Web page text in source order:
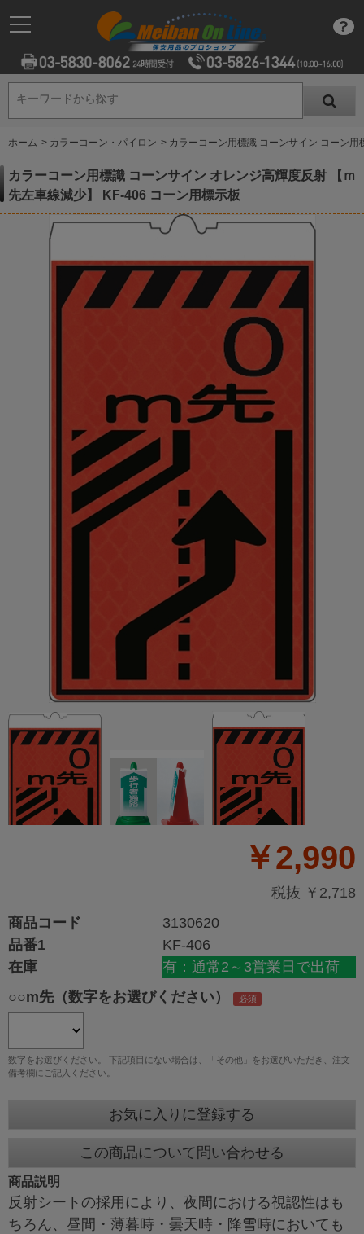
キーワードから探す
キーワードから探す
ホーム > カラーコーン・パイロン > カラーコーン用標識 コーンサイン コーン用
カラーコーン用標識 コーンサイン オレンジ高輝度反射 【ｍ
先左車線減少】 KF-406 コーン用標示板
￥2,990
税抜 ￥2,718
商品コード
3130620
品番1
KF-406
在庫
有：通常2～3営業日で出荷
○○m先（数字をお選びください）
数字をお選びください。 下記項目にない場合は、「その他」をお選びいただき、注文
備考欄にご記入ください。
お気に入りに登録する
この商品について問い合わせる
商品説明
反射シートの採用により、夜間における視認性はも
ちろん、昼間・薄暮時・曇天時・降雪時においても